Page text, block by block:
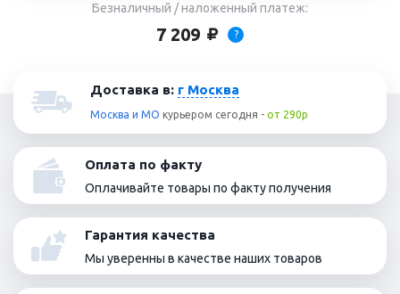
Безналичный / наложенный платеж:
7 209 ?
Доставка в: г Москва
Москва и МО курьером сегодня - от 290р
Оплата по факту
Оплачивайте товары по факту получения
Гарантия качества
Мы уверенны в качестве наших товаров